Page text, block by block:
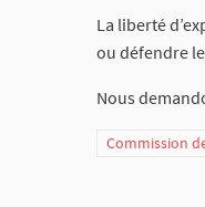
La liberté
ou défendre
Nous
Commission